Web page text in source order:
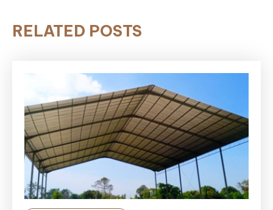
RELATED POSTS